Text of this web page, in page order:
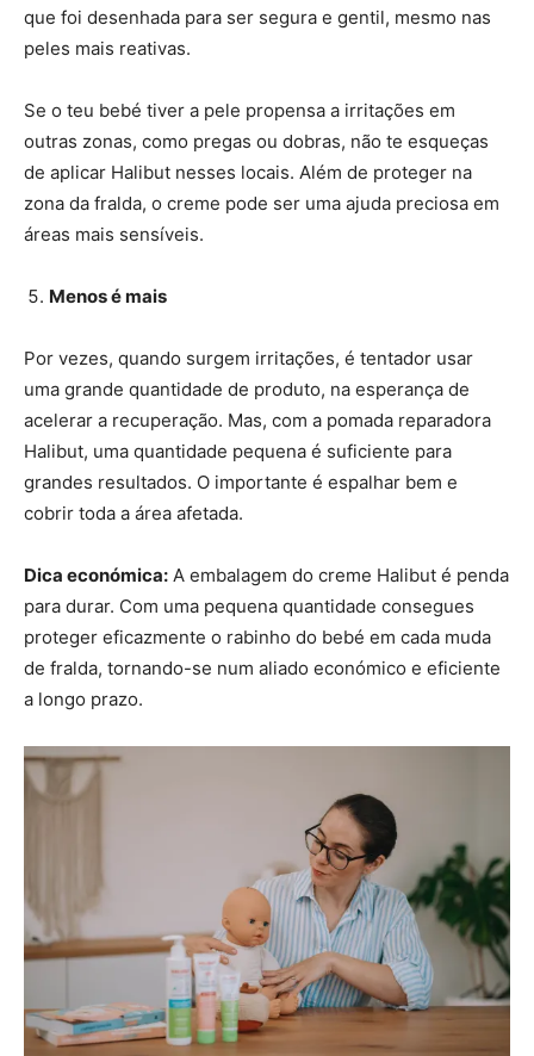
que foi desenhada para ser segura e gentil, mesmo nas
peles mais reativas.
Se o teu bebé tiver a pele propensa a irritações em
outras zonas, como pregas ou dobras, não te esqueças
de aplicar Halibut nesses locais. Além de proteger na
zona da fralda, o creme pode ser uma ajuda preciosa em
áreas mais sensíveis.
Menos é mais
Por vezes, quando surgem irritações, é tentador usar
uma grande quantidade de produto, na esperança de
acelerar a recuperação. Mas, com a pomada reparadora
Halibut, uma quantidade pequena é suficiente para
grandes resultados. O importante é espalhar bem e
cobrir toda a área afetada.
Dica económica: A embalagem do creme Halibut é penda
para durar. Com uma pequena quantidade consegues
proteger eficazmente o rabinho do bebé em cada muda
de fralda, tornando-se num aliado económico e eficiente
a longo prazo.